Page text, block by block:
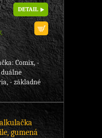
DETAIL
Comix, -
- základné
gumená